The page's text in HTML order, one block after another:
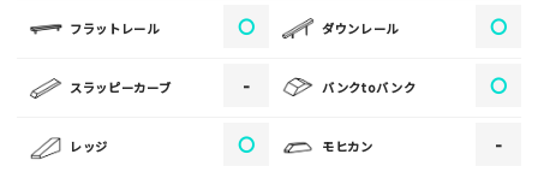
フラットレール 〇 ダウンレール 〇
スラッピーカーブ - バンクtoバンク 〇
レッジ 〇 モヒカン -